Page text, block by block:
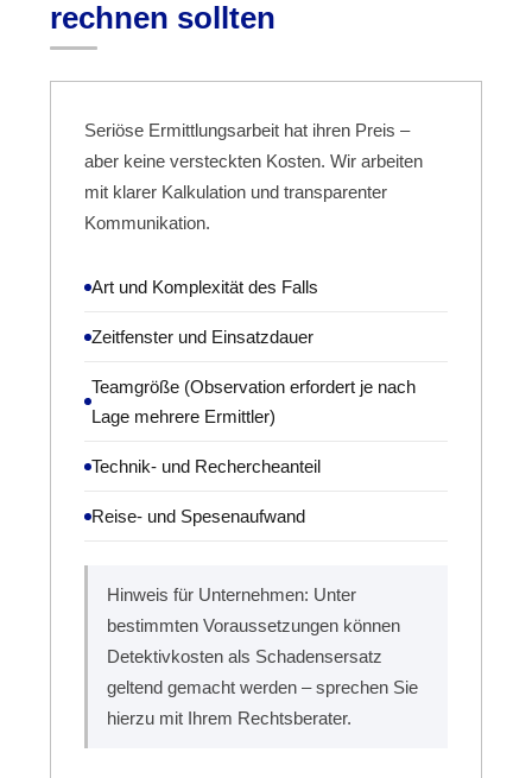
rechnen sollten
Seriöse Ermittlungsarbeit hat ihren Preis –
aber keine versteckten Kosten. Wir arbeiten
mit klarer Kalkulation und transparenter
Kommunikation.
Art und Komplexität des Falls
Zeitfenster und Einsatzdauer
Teamgröße (Observation erfordert je nach
Lage mehrere Ermittler)
Technik- und Rechercheanteil
Reise- und Spesenaufwand
Hinweis für Unternehmen: Unter
bestimmten Voraussetzungen können
Detektivkosten als Schadensersatz
geltend gemacht werden – sprechen Sie
hierzu mit Ihrem Rechtsberater.